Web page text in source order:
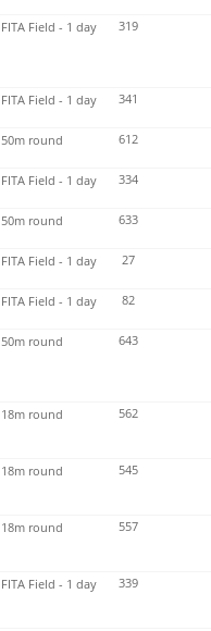
FITA Field - 1 day 319
FITA Field - 1 day 341
50m round 612
FITA Field - 1 day 334
50m round 633
FITA Field - 1 day 27
FITA Field - 1 day 82
50m round 643
18m round 562
18m round 545
18m round 557
FITA Field - 1 day 339